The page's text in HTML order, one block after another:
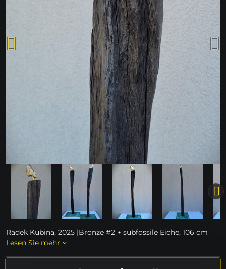
Radek Kubina, 2025 |Bronze #2 + subfossile Eiche, 106 cm
Lesen Sie mehr